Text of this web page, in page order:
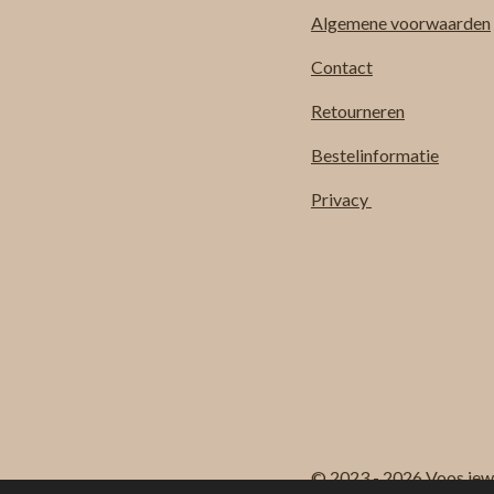
Algemenevoorwaarden
Contact
Retourneren
Bestelinformatie
Privacy
© 2023 - 2026 Voos